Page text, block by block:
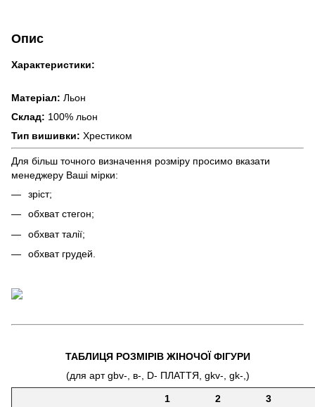
Опис
Характеристики:
Матеріал: Льон
Склад: 100% льон
Тип вишивки: Хрестиком
Для більш точного визначення розміру просимо вказати
менеджеру Ваші мірки:
зріст;
обхват стегон;
обхват талії;
обхват грудей.
ТАБЛИЦЯ РОЗМІРІВ ЖІНОЧОЇ ФІГУРИ
(для арт gbv-, в-, D- ПЛАТТЯ, gkv-, gk-,)
1 2 3